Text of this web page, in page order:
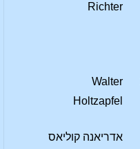
Richter
Walter
Holtzapfel
אדריאנה קוליאס